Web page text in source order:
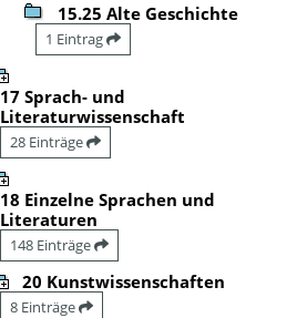
15.25 Alte Geschichte
1 Eintrag
17 Sprach- und
Literaturwissenschaft
28 Einträge
18 Einzelne Sprachen und
Literaturen
148 Einträge
20 Kunstwissenschaften
8 Einträge